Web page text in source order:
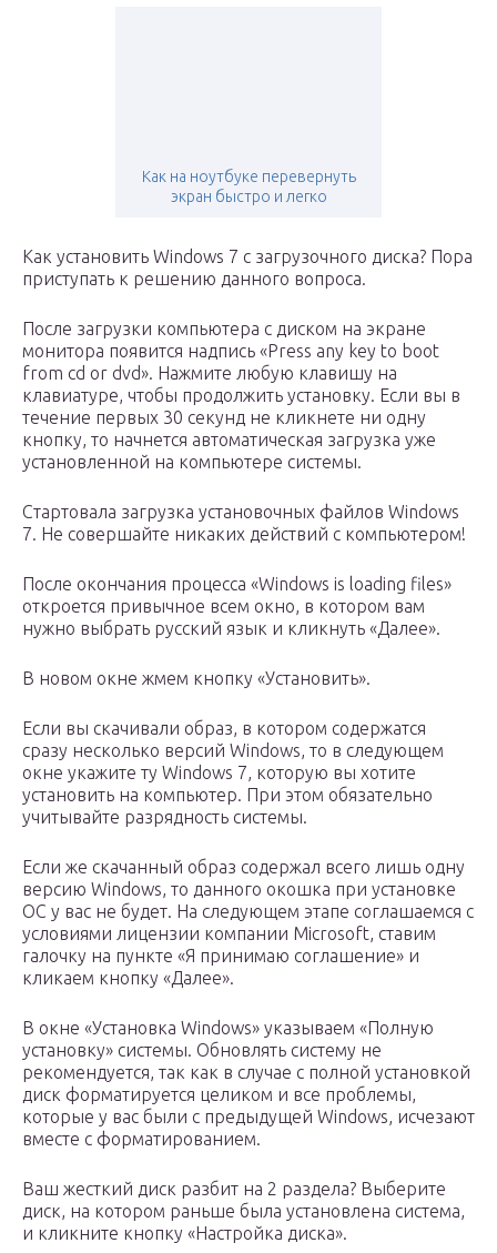
Как на ноутбуке перевернуть
экран быстро и легко
Как установить Windows 7 с загрузочного диска? Пора
приступать к решению данного вопроса.
После загрузки компьютера с диском на экране
монитора появится надпись «Press any key to boot
from cd or dvd». Нажмите любую клавишу на
клавиатуре, чтобы продолжить установку. Если вы в
течение первых 30 секунд не кликнете ни одну
кнопку, то начнется автоматическая загрузка уже
установленной на компьютере системы.
Стартовала загрузка установочных файлов Windows
7. Не совершайте никаких действий с компьютером!
После окончания процесса «Windows is loading files»
откроется привычное всем окно, в котором вам
нужно выбрать русский язык и кликнуть «Далее».
В новом окне жмем кнопку «Установить».
Если вы скачивали образ, в котором содержатся
сразу несколько версий Windows, то в следующем
окне укажите ту Windows 7, которую вы хотите
установить на компьютер. При этом обязательно
учитывайте разрядность системы.
Если же скачанный образ содержал всего лишь одну
версию Windows, то данного окошка при установке
ОС у вас не будет. На следующем этапе соглашаемся с
условиями лицензии компании Microsoft, ставим
галочку на пункте «Я принимаю соглашение» и
кликаем кнопку «Далее».
В окне «Установка Windows» указываем «Полную
установку» системы. Обновлять систему не
рекомендуется, так как в случае с полной установкой
диск форматируется целиком и все проблемы,
которые у вас были с предыдущей Windows, исчезают
вместе с форматированием.
Ваш жесткий диск разбит на 2 раздела? Выберите
диск, на котором раньше была установлена система,
и кликните кнопку «Настройка диска».